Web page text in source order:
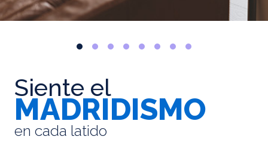
Siente el
MADRIDISMO
en cada latido